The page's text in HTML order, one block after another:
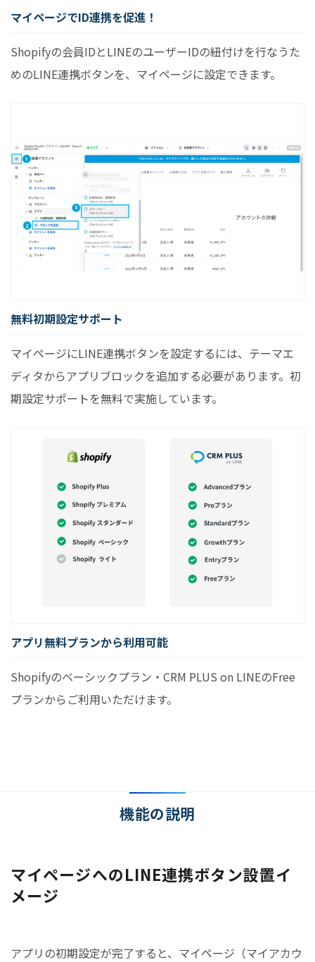
マイページでID連携を促進！
Shopifyの会員IDとLINEのユーザーIDの紐付けを行なうた
めのLINE連携ボタンを、マイページに設定できます。
無料初期設定サポート
マイページにLINE連携ボタンを設定するには、テーマエ
ディタからアプリブロックを追加する必要があります。初
期設定サポートを無料で実施しています。
アプリ無料プランから利用可能
Shopifyのベーシックプラン・CRM PLUS on LINEのFree
プランからご利用いただけます。
機能の説明
マイページへのLINE連携ボタン設置イ
メージ
アプリの初期設定が完了すると、マイページ（マイアカウ